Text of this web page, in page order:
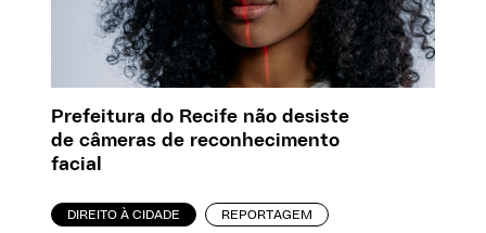
Prefeitura do Recife não desiste
de câmeras de reconhecimento
facial
DIREITO À CIDADE REPORTAGEM